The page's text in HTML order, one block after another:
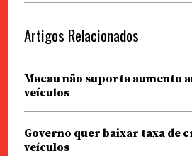
Artigos Relacionados
Macau não suporta aumento
veículos
Governo quer baixar taxa de
veículos